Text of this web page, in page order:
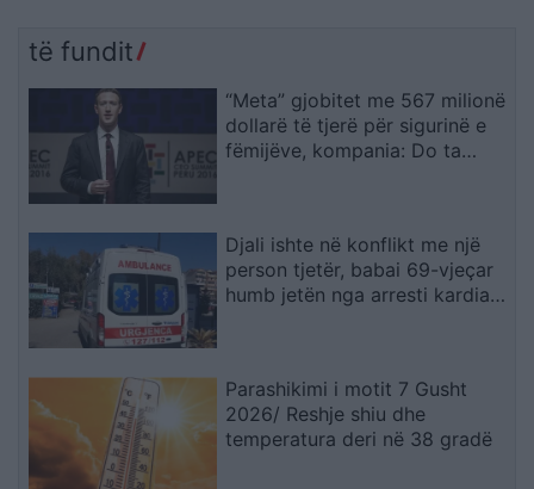
të fundit
“Meta” gjobitet me 567 milionë
dollarë të tjerë për sigurinë e
fëmijëve, kompania: Do ta
Djali ishte në konflikt me një
person tjetër, babai 69-vjeçar
humb jetën nga arresti kardiak
Parashikimi i motit 7 Gusht
2026/ Reshje shiu dhe
temperatura deri në 38 gradë